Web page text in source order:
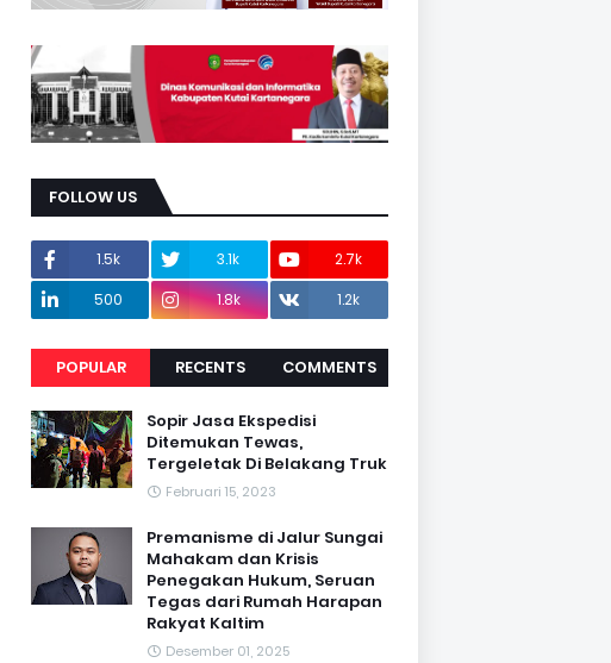
FOLLOW US
1.5k 3.1k
2.7k
500
1.8k 1.2k
POPULAR RECENTS COMMENTS
Sopir Jasa Ekspedisi
Ditemukan Tewas,
Tergeletak Di Belakang Truk
Februari 15, 2023
Premanisme di Jalur Sungai
Mahakam dan Krisis
Penegakan Hukum, Seruan
Tegas dari Rumah Harapan
Rakyat Kaltim
Desember 01, 2025